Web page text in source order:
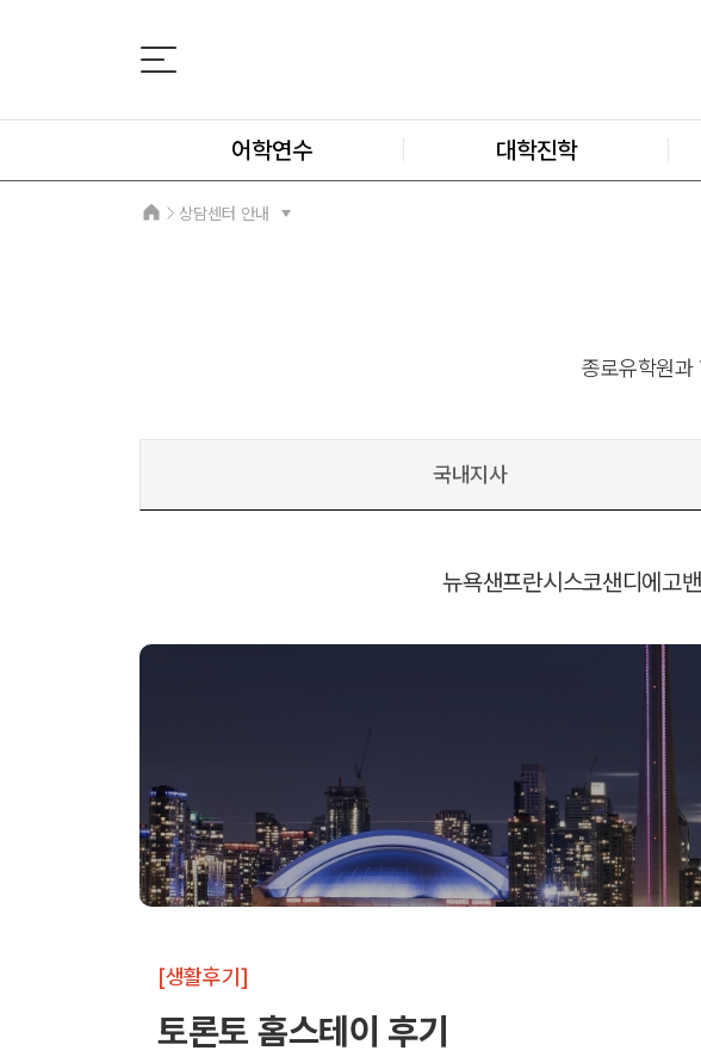
어학연수 대학진학
상담센터 안내
종로유학원과
국내지사
뉴욕샌프란시스코샌디에고
[생활후기]
토론토 홈스테이 후기